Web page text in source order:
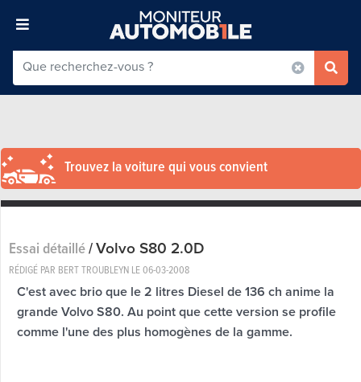
Trouvez la voiture qui vous convient
Essai détaillé/Volvo S80 2.0D
RÉDIGÉ PAR BERT TROUBLEYN LE06-03-2008
C'est avec brio que le 2 litres Diesel de 136 ch anime la
grande Volvo S80. Au point que cette version se profile
comme l'une des plus homogènes de la gamme.